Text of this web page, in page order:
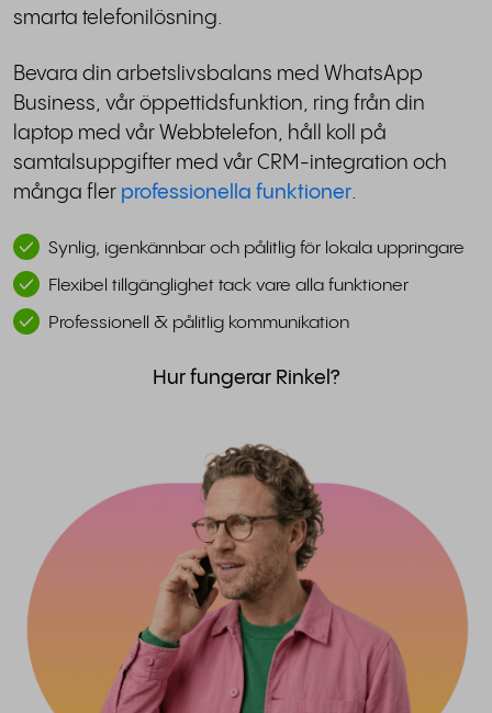
smarta telefonilösning.
Bevara din arbetslivsbalans med WhatsApp
Business, vår öppettidsfunktion, ring från din
laptop med vår Webbtelefon, håll koll på
samtalsuppgifter med vår CRM-integration och
många fler professionella funktioner.
Synlig, igenkännbar och pålitlig för lokala uppringare
Flexibel tillgänglighet tack vare alla funktioner
Professionell & pålitlig kommunikation
Hur fungerar Rinkel?